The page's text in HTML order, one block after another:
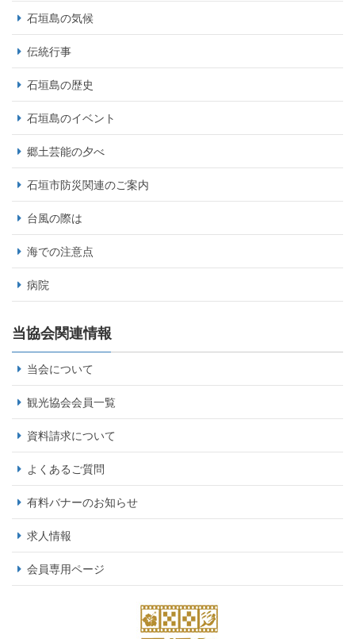
石垣島の気候
伝統行事
石垣島の歴史
石垣島のイベント
郷土芸能の夕べ
石垣市防災関連のご案内
台風の際は
海での注意点
病院
当協会関連情報
当会について
観光協会会員一覧
資料請求について
よくあるご質問
有料バナーのお知らせ
求人情報
会員専用ページ